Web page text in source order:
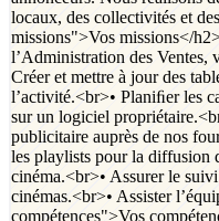
locaux, des collectivités et
missions">Vos missions</
l’Administration des Ventes,
Créer et mettre à jour des
l’activité.<br>• Planiﬁer les
sur un logiciel
publicitaire auprès de nos
les playlists pour la diffusion
cinéma.<br>• Assurer le
cinémas.<br>• Assister
compétences">Vos